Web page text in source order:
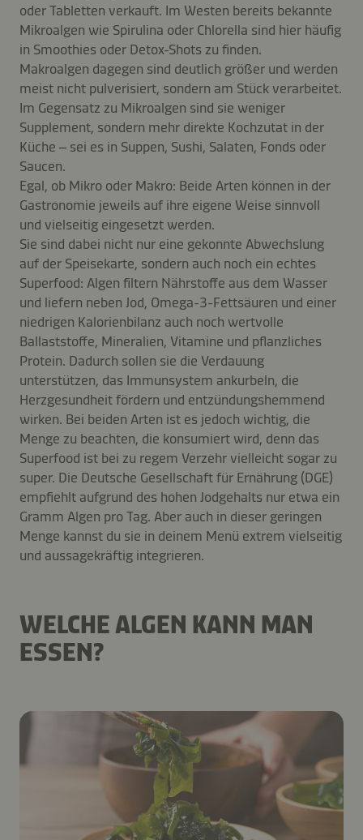
oder Tabletten verkauft. Im Westen bereits bekannte
Mikroalgen wie Spirulina oder Chlorella sind hier häufig
in Smoothies oder Detox-Shots zu finden.
Makroalgen dagegen sind deutlich größer und werden
meist nicht pulverisiert, sondern am Stück verarbeitet.
Im Gegensatz zu Mikroalgen sind sie weniger
Supplement, sondern mehr direkte Kochzutat in der
Küche – sei es in Suppen, Sushi, Salaten, Fonds oder
Saucen.
Egal, ob Mikro oder Makro: Beide Arten können in der
Gastronomie jeweils auf ihre eigene Weise sinnvoll
und vielseitig eingesetzt werden.
Sie sind dabei nicht nur eine gekonnte Abwechslung
auf der Speisekarte, sondern auch noch ein echtes
Superfood: Algen filtern Nährstoffe aus dem Wasser
und liefern neben Jod, Omega-3-Fettsäuren und einer
niedrigen Kalorienbilanz auch noch wertvolle
Ballaststoffe, Mineralien, Vitamine und pflanzliches
Protein. Dadurch sollen sie die Verdauung
unterstützen, das Immunsystem ankurbeln, die
Herzgesundheit fördern und entzündungshemmend
wirken. Bei beiden Arten ist es jedoch wichtig, die
Menge zu beachten, die konsumiert wird, denn das
Superfood ist bei zu regem Verzehr vielleicht sogar zu
super. Die Deutsche Gesellschaft für Ernährung (DGE)
empfiehlt aufgrund des hohen Jodgehalts nur etwa ein
Gramm Algen pro Tag. Aber auch in dieser geringen
Menge kannst du sie in deinem Menü extrem vielseitig
und aussagekräftig integrieren.
WELCHE ALGEN KANN MAN
ESSEN?